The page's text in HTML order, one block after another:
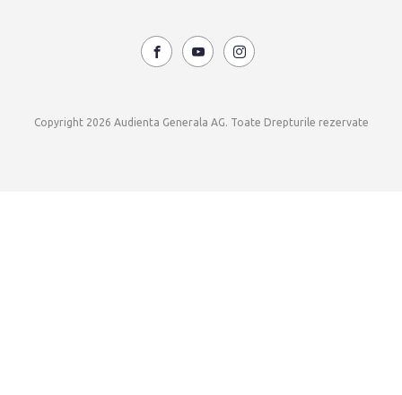
Copyright 2026 Audienta Generala AG. Toate Drepturile rezervate